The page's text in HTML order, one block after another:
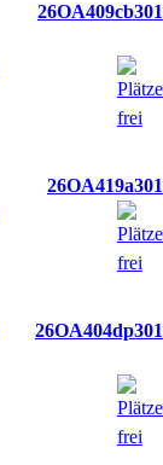
26OA409cb301
26OA419a301
26OA404dp301